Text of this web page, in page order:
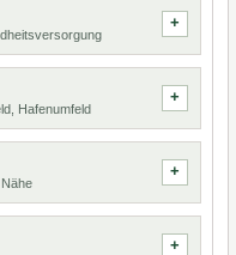
Hafenumfeld